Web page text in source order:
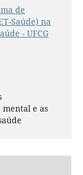
de
Saúde) na
- UFCG
e as